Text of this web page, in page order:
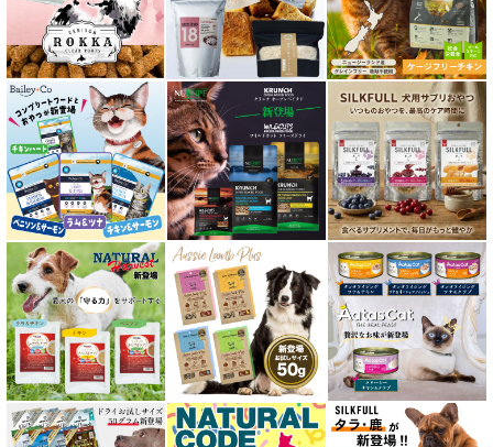
口腔内・喉ケア対応商品 猫用
食欲サポート対応キャットフード
肝臓ケア対応キャットフード
免疫サポート 猫用
低脂肪 ドライフード for CAT
水分補給用ウェットフード for CAT
特集 穀物不使用 キャットフード（ドライ）